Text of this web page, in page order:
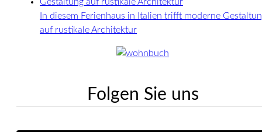
In diesem Ferienhaus in Italien trifft moderne
auf rustikale Architektur
Folgen Sie uns